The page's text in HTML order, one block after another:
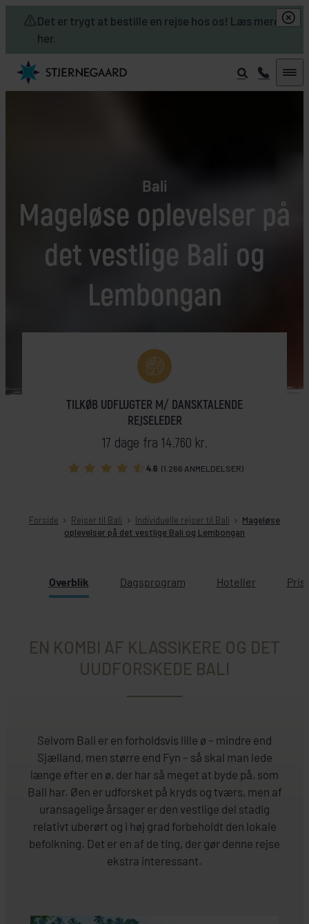
Det er trygt at bestille en rejse hos os! Læs mere
her.
Skip to main content
Bali
Mageløse oplevelser på
det vestlige Bali og
Lembongan
TILKØB UDFLUGTER M/ DANSKTALENDE
REJSELEDER
17 dage fra 14.760 kr.
4.6 (1.266 ANMELDELSER)
Forside Rejser til Bali Individuelle rejser til Bali
Mageløse
oplevelser på det vestlige Bali og Lembongan
Overblik Dagsprogram Hoteller
EN KOMBI AF KLASSIKERE OG DET
UUDFORSKEDE BALI
Selvom Bali er en forholdsvis lille ø – mindre end
Sjælland, men større end Fyn – så skal man lede
længe efter en ø, der har så meget at byde på, som
Bali har. Øen er udforsket på kryds og tværs, men af
uransagelige årsager er den vestlige del stadig
relativt uberørt og i høj grad forbeholdt den lokale
befolkning. Det er en af de ting, der gør denne rejse
ekstra interessant.